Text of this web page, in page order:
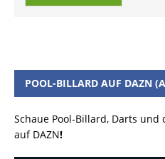
POOL-BILLARD AUF DAZN
Schaue Pool-Billard, Darts und
auf DAZN!